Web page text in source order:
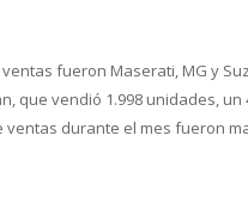
el mejor
fueron Maserati, MG y
que vendió 1.998 unidades,
durante el mes fueron